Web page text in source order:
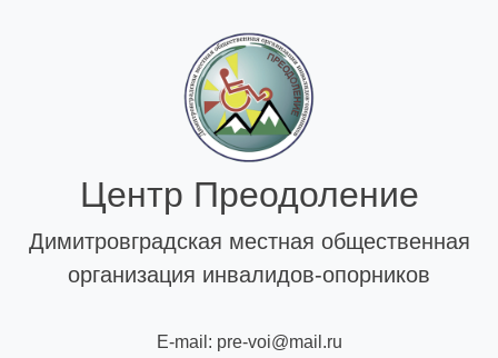
Центр Преодоление
Димитровградская местная общественная
организация инвалидов-опорников
E-mail: pre-voi@mail.ru